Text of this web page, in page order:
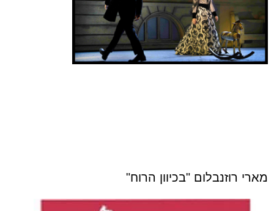
מארי רוזנבלום "בכיוון הרוח"